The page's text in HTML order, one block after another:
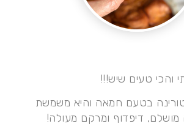
בטעם חמאה והיא משמשת
מושלם, דיפדוף ומרקם מעולה!